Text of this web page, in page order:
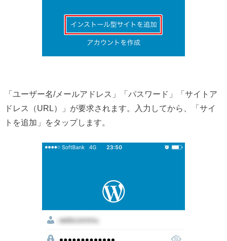
「ユーザー名/メールアドレス」「パスワード」「サイトア
ドレス（URL）」が要求されます。入力してから、「サイ
トを追加」をタップします。